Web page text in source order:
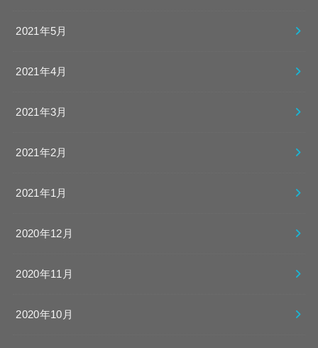
2021年5月
2021年4月
2021年3月
2021年2月
2021年1月
2020年12月
2020年11月
2020年10月